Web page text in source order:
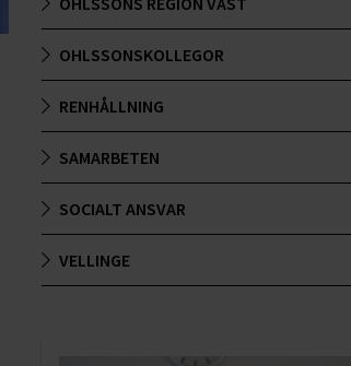
OHLSSONSKOLLEGOR
RENHÅLLNING
SAMARBETEN
SOCIALT ANSVAR
VELLINGE